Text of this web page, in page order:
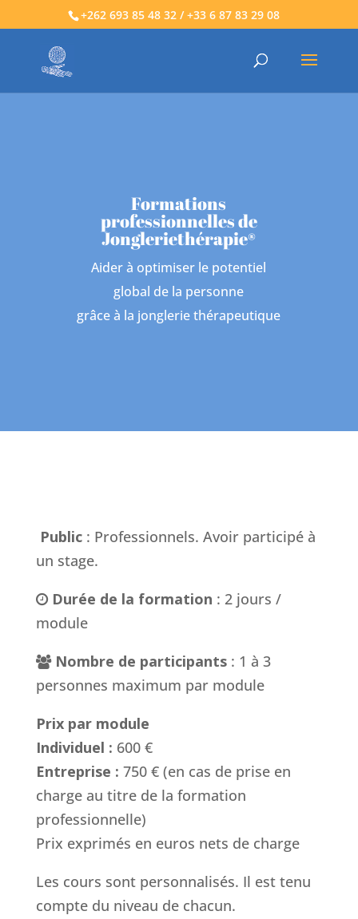
+262 693 85 48 32 / +33 6 87 83 29 08
Formations
professionnelles de
Jongleriethérapie®
Aider à optimiser le potentiel
global de la personne
grâce à la jonglerie thérapeutique
Public: Professionnels. Avoir participé à
un stage.
Durée de la formation : 2 jours /
module
Nombre de participants: 1 à 3
personnes maximum par module
Prix par module
Individuel : 600 €
Entreprise : 750 € (en cas de prise en
charge au titre de la formation
professionnelle)
Prix exprimés en euros nets de charge
Les cours sont personnalisés. Il est tenu
compte du niveau de chacun.